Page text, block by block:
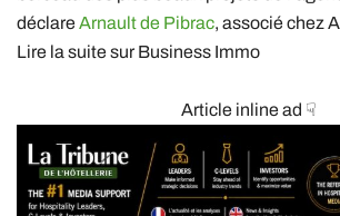
déclareArnault de Pibrac, associé chez
Lire la suite sur Business Immo
Article inline ad ☟